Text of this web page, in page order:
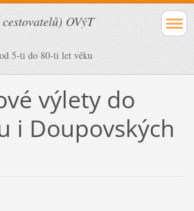
OVýT
5-ti do 80-ti let věku
výlety do
i Doupovských